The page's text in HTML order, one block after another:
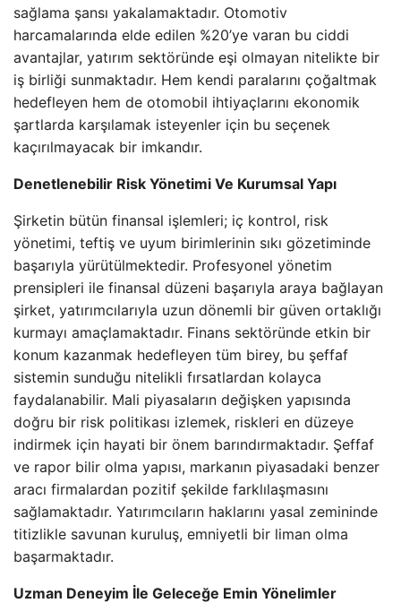
sağlama şansı yakalamaktadır. Otomotiv
harcamalarında elde edilen %20’ye varan bu ciddi
avantajlar, yatırım sektöründe eşi olmayan nitelikte bir
iş birliği sunmaktadır. Hem kendi paralarını çoğaltmak
hedefleyen hem de otomobil ihtiyaçlarını ekonomik
şartlarda karşılamak isteyenler için bu seçenek
kaçırılmayacak bir imkandır.
Denetlenebilir Risk Yönetimi Ve Kurumsal Yapı
Şirketin bütün finansal işlemleri; iç kontrol, risk
yönetimi, teftiş ve uyum birimlerinin sıkı gözetiminde
başarıyla yürütülmektedir. Profesyonel yönetim
prensipleri ile finansal düzeni başarıyla araya bağlayan
şirket, yatırımcılarıyla uzun dönemli bir güven ortaklığı
kurmayı amaçlamaktadır. Finans sektöründe etkin bir
konum kazanmak hedefleyen tüm birey, bu şeffaf
sistemin sunduğu nitelikli fırsatlardan kolayca
faydalanabilir. Mali piyasaların değişken yapısında
doğru bir risk politikası izlemek, riskleri en düzeye
indirmek için hayati bir önem barındırmaktadır. Şeffaf
ve rapor bilir olma yapısı, markanın piyasadaki benzer
aracı firmalardan pozitif şekilde farklılaşmasını
sağlamaktadır. Yatırımcıların haklarını yasal zemininde
titizlikle savunan kuruluş, emniyetli bir liman olma
başarmaktadır.
Uzman Deneyim İle Geleceğe Emin Yönelimler